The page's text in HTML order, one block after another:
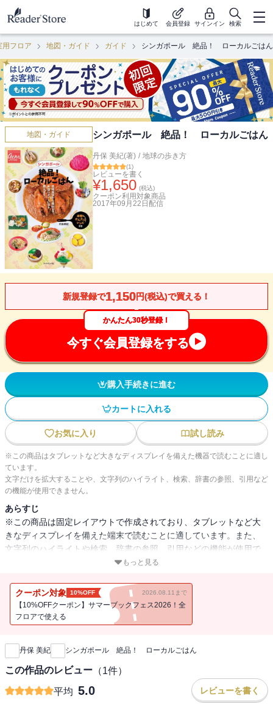
はじめて 会員登録 サインイン 検索
用フロア 地図・ガイド ガイド シンガポール 絶品！ ローカルごはん
地図・ガイド シンガポール 絶品！ ローカルごはん
丹保 美紀(著) / 地球の歩き方
(1)
レビューを書く
¥1,650 (税込)
クーポン利用対象商品
2017年09月22日 配信
新規登録で1,150円(税込)で買える！
かんたん30秒登録！
今すぐ会員登録をする
購入手続きに進む
カートに入れる
お気に入り 試し読み
※この商品はタブレットなど大きなディスプレイを備えた機器で読むことに適し
ています。
文字だけを拡大することや、文字列のハイライト、検索、辞書の参照、引用など
の機能が使用できません。
あらすじ
※この商品は固定レイアウトで作成されており、タブレットなど大
きなディスプレイを備えた端末で読むことに適しています。また、
文字列のハイライトや検索、辞書の参照、引用などの機能が使用で
きません。※電子版では、紙のガイドブックと内容が一部異なりま
ります。あらかじめご了承下さい。永久保存版！ 食べなきゃソン
する 絶品！【96軒】140皿多民族国家シンガポールは中国、マレ
ー、インドなど、さまざまなアジア料理が融合し、美食が集まるグ
グルメを食べ尽くした著者が、ガイドブックでは紹介しきれない名
物食堂から知る人ぞ知る屋台まで、本当においしいローカルグルメ
のイチオシ店へご案内。日本初のディープなシンガポールグルメ食
べ歩きガイド決定版です！必食の名物料理は、麺なら具だくさんの
焼きそば「フライド・ホッケン・ミー」、カレーなら魚の頭が豪快
もっと見る
クーポン対象 10%OFF 2026.08.11まで
【10%OFFクーポン】サマーブックフェス2026！全
フロアで使える
新刊通知
丹保 美紀 シンガポール 絶品！ ローカルごはん
この作品のレビュー （1件）
平均 5.0 レビューを書く